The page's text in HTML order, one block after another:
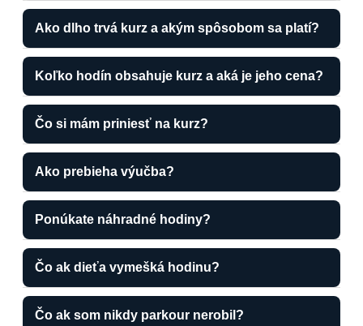
Ako dlho trvá kurz a akým spôsobom sa platí?
Koľko hodín obsahuje kurz a aká je jeho cena?
Čo si mám priniesť na kurz?
Ako prebieha výučba?
Ponúkate náhradné hodiny?
Čo ak dieťa vymešká hodinu?
Čo ak som nikdy parkour nerobil?